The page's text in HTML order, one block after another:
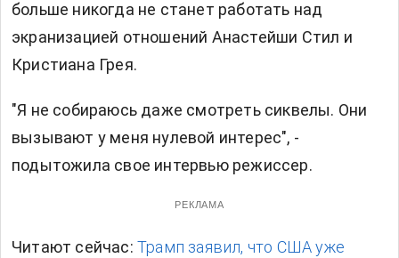
больше никогда не станет работать над
экранизацией отношений Анастейши Стил и
Кристиана Грея.
"Я не собираюсь даже смотреть сиквелы. Они
вызывают у меня нулевой интерес", -
подытожила свое интервью режиссер.
РЕКЛАМА
Читают сейчас: Трамп заявил, что США уже